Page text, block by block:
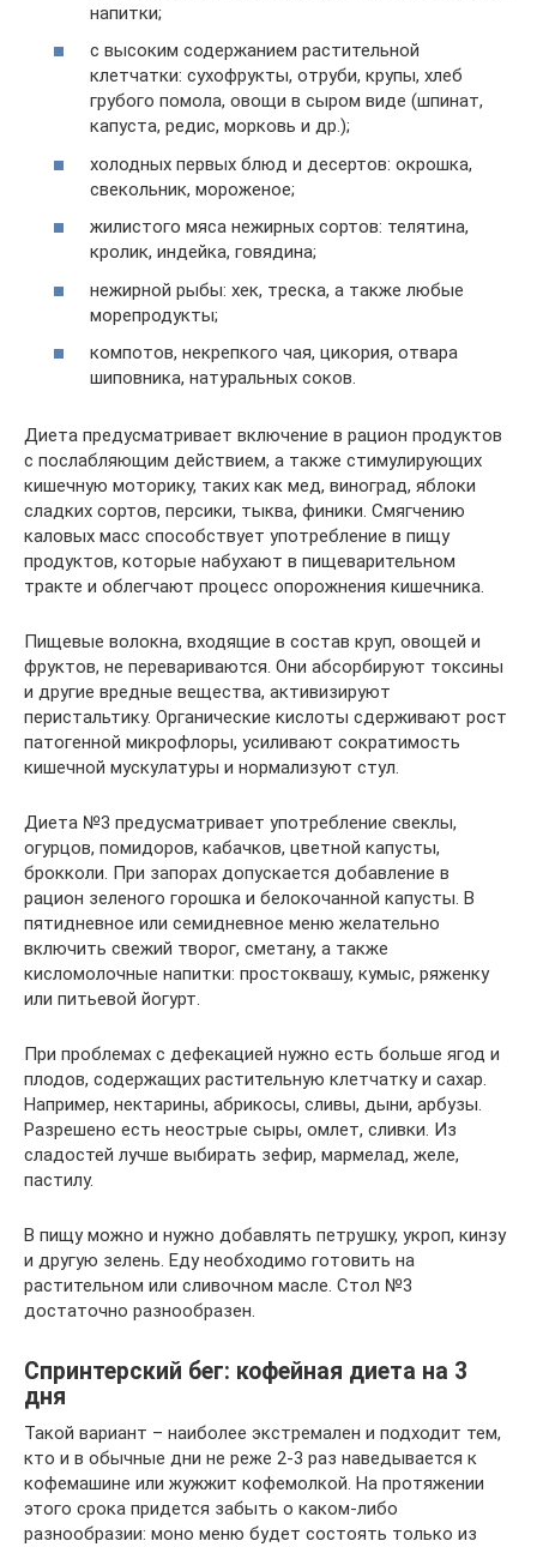
напитки;
с высоким содержанием растительной
клетчатки: сухофрукты, отруби, крупы, хлеб
грубого помола, овощи в сыром виде (шпинат,
капуста, редис, морковь и др.);
холодных первых блюд и десертов: окрошка,
свекольник, мороженое;
жилистого мяса нежирных сортов: телятина,
кролик, индейка, говядина;
нежирной рыбы: хек, треска, а также любые
морепродукты;
компотов, некрепкого чая, цикория, отвара
шиповника, натуральных соков.
Диета предусматривает включение в рацион продуктов
с послабляющим действием, а также стимулирующих
кишечную моторику, таких как мед, виноград, яблоки
сладких сортов, персики, тыква, финики. Смягчению
каловых масс способствует употребление в пищу
продуктов, которые набухают в пищеварительном
тракте и облегчают процесс опорожнения кишечника.
Пищевые волокна, входящие в состав круп, овощей и
фруктов, не перевариваются. Они абсорбируют токсины
и другие вредные вещества, активизируют
перистальтику. Органические кислоты сдерживают рост
патогенной микрофлоры, усиливают сократимость
кишечной мускулатуры и нормализуют стул.
Диета №3 предусматривает употребление свеклы,
огурцов, помидоров, кабачков, цветной капусты,
брокколи. При запорах допускается добавление в
рацион зеленого горошка и белокочанной капусты. В
пятидневное или семидневное меню желательно
включить свежий творог, сметану, а также
кисломолочные напитки: простоквашу, кумыс, ряженку
или питьевой йогурт.
При проблемах с дефекацией нужно есть больше ягод и
плодов, содержащих растительную клетчатку и сахар.
Например, нектарины, абрикосы, сливы, дыни, арбузы.
Разрешено есть неострые сыры, омлет, сливки. Из
сладостей лучше выбирать зефир, мармелад, желе,
пастилу.
В пищу можно и нужно добавлять петрушку, укроп, кинзу
и другую зелень. Еду необходимо готовить на
растительном или сливочном масле. Стол №3
достаточно разнообразен.
Спринтерский бег: кофейная диета на 3
дня
Такой вариант – наиболее экстремален и подходит тем,
кто и в обычные дни не реже 2-3 раз наведывается к
кофемашине или жужжит кофемолкой. На протяжении
этого срока придется забыть о каком-либо
разнообразии: моно меню будет состоять только из